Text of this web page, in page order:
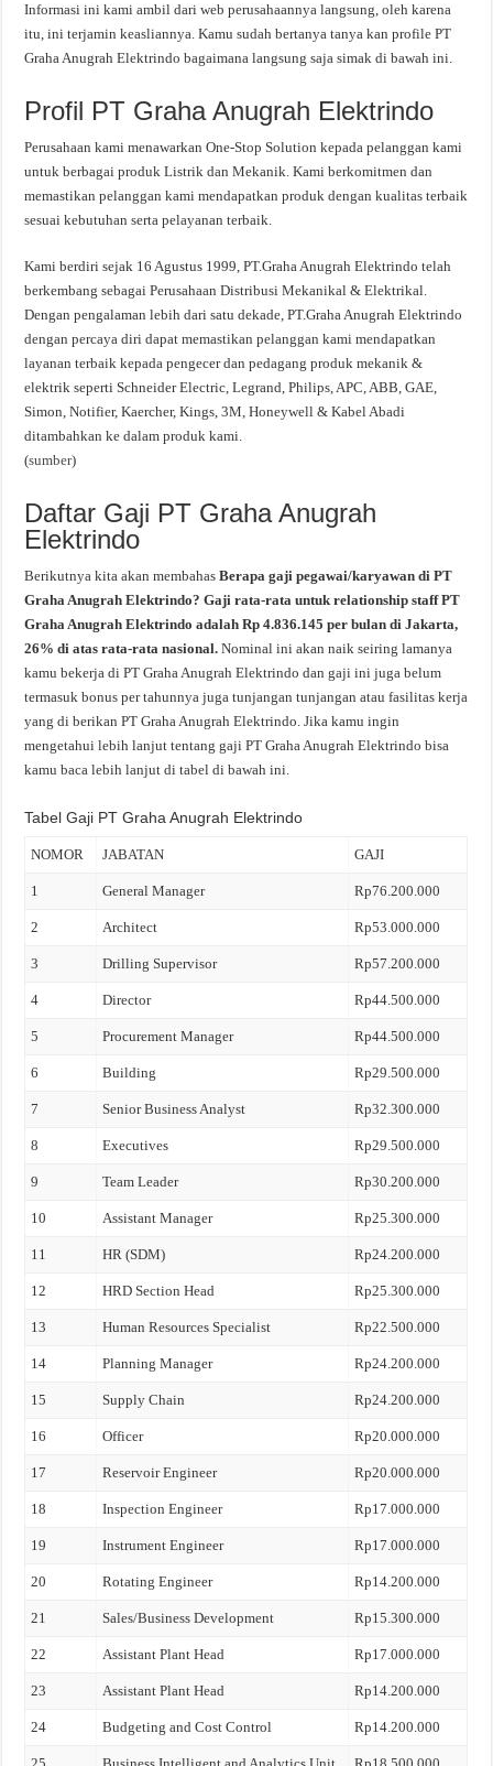
Informasi ini kami ambil dari web perusahaannya langsung, oleh karena
itu, ini terjamin keasliannya. Kamu sudah bertanya tanya kan profile PT
Graha Anugrah Elektrindo bagaimana langsung saja simak di bawah ini.
Profil PT Graha Anugrah Elektrindo
Perusahaan kami menawarkan One-Stop Solution kepada pelanggan kami
untuk berbagai produk Listrik dan Mekanik. Kami berkomitmen dan
memastikan pelanggan kami mendapatkan produk dengan kualitas terbaik
sesuai kebutuhan serta pelayanan terbaik.
Kami berdiri sejak 16 Agustus 1999, PT.Graha Anugrah Elektrindo telah
berkembang sebagai Perusahaan Distribusi Mekanikal & Elektrikal.
Dengan pengalaman lebih dari satu dekade, PT.Graha Anugrah Elektrindo
dengan percaya diri dapat memastikan pelanggan kami mendapatkan
layanan terbaik kepada pengecer dan pedagang produk mekanik &
elektrik seperti Schneider Electric, Legrand, Philips, APC, ABB, GAE,
Simon, Notifier, Kaercher, Kings, 3M, Honeywell & Kabel Abadi
ditambahkan ke dalam produk kami.
(sumber)
Daftar Gaji PT Graha Anugrah
Elektrindo
Berikutnya kita akan membahasBerapa gaji pegawai/karyawan di PT
Graha Anugrah Elektrindo? Gaji rata-rata untuk relationship staff PT
Graha Anugrah Elektrindo adalah Rp 4.836.145 per bulan di Jakarta,
26% di atas rata-rata nasional.Nominal ini akan naik seiring lamanya
kamu bekerja di PT Graha Anugrah Elektrindo dan gaji ini juga belum
termasuk bonus per tahunnya juga tunjangan tunjangan atau fasilitas kerja
yang di berikan PT Graha Anugrah Elektrindo. Jika kamu ingin
mengetahui lebih lanjut tentang gaji PT Graha Anugrah Elektrindo bisa
kamu baca lebih lanjut di tabel di bawah ini.
Tabel Gaji PT Graha Anugrah Elektrindo
NOMOR JABATAN GAJI
1 General Manager Rp76.200.000
2 Architect Rp53.000.000
3 Drilling Supervisor Rp57.200.000
4 Director Rp44.500.000
5 Procurement Manager Rp44.500.000
6 Building Rp29.500.000
7 Senior Business Analyst Rp32.300.000
8 Executives Rp29.500.000
9 Team Leader Rp30.200.000
10 Assistant Manager Rp25.300.000
11 HR (SDM) Rp24.200.000
12 HRD Section Head Rp25.300.000
13 Human Resources Specialist Rp22.500.000
14 Planning Manager Rp24.200.000
15 Supply Chain Rp24.200.000
16 Officer Rp20.000.000
17 Reservoir Engineer Rp20.000.000
18 Inspection Engineer Rp17.000.000
19 Instrument Engineer Rp17.000.000
20 Rotating Engineer Rp14.200.000
21 Sales/Business Development Rp15.300.000
22 Assistant Plant Head Rp17.000.000
23 Assistant Plant Head Rp14.200.000
24 Budgeting and Cost Control Rp14.200.000